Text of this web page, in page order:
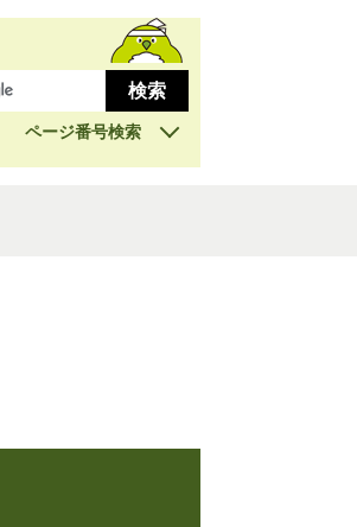
ページ番号検索